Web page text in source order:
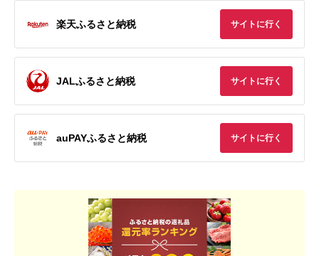
楽天ふるさと納税 サイトに行く
JALふるさと納税 サイトに行く
auPAYふるさと納税 サイトに行く